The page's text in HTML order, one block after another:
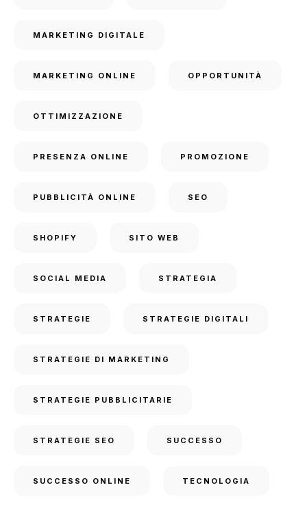
MARKETING DIGITALE
MARKETING ONLINE OPPORTUNITÀ
OTTIMIZZAZIONE
PRESENZA ONLINE PROMOZIONE
PUBBLICITÀ ONLINE SEO
SHOPIFY SITO WEB
SOCIAL MEDIA STRATEGIA
STRATEGIE STRATEGIE DIGITALI
STRATEGIE DI MARKETING
STRATEGIE PUBBLICITARIE
STRATEGIE SEO SUCCESSO
SUCCESSO ONLINE TECNOLOGIA